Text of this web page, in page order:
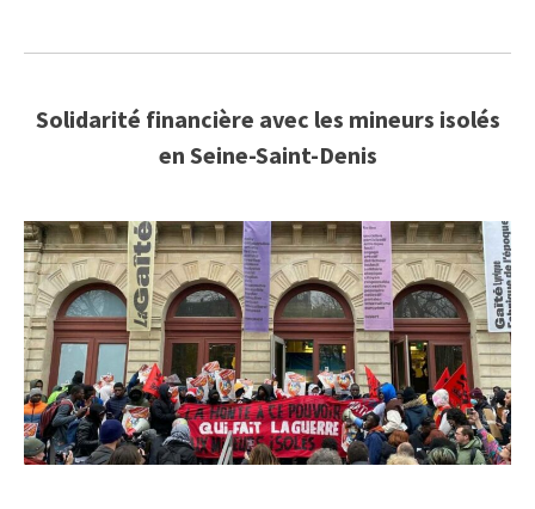
Solidarité financière avec les mineurs isolés
en Seine-Saint-Denis